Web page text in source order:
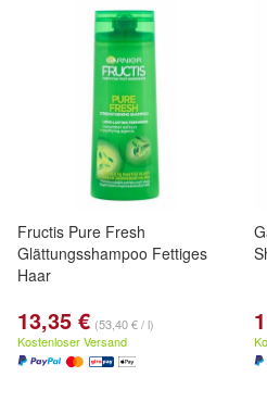
Fructis Pure Fresh
Glättungsshampoo Fettiges
Haar
13,35 € (53,40 € / l)
Kostenloser Versand